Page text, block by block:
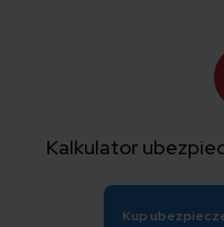
Kalkulator
Kup